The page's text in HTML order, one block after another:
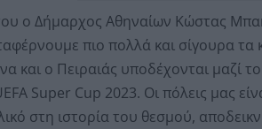
ο Δήμαρχος Αθηναίων Κώστας
πιο πολλά και σίγουρα τα
και ο Πειραιάς υποδέχονται μαζί
Super Cup 2023. Οι πόλεις μας
στη ιστορία του θεσμού,